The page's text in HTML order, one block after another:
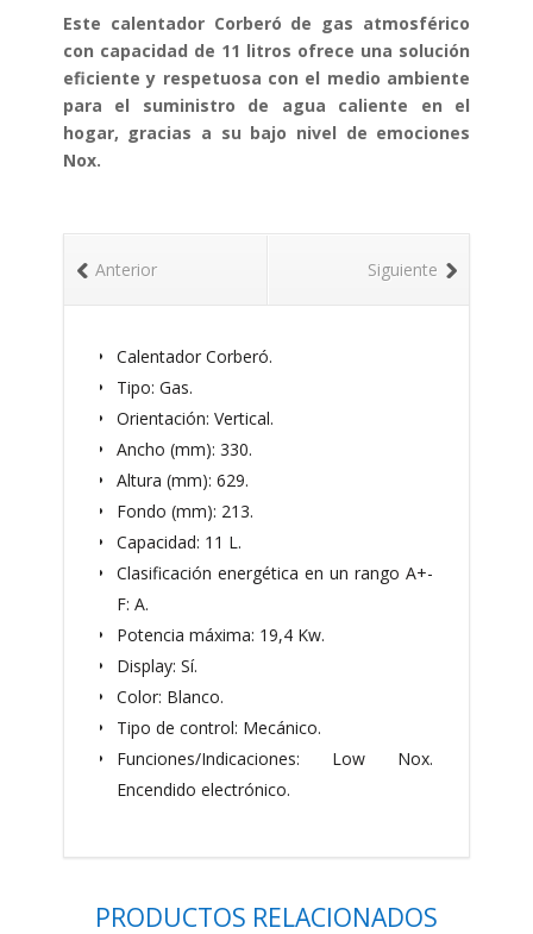
Este calentador Corberó de gas atmosférico
con capacidad de 11 litros ofrece una solución
eficiente y respetuosa con el medio ambiente
para el suministro de agua caliente en el
hogar, gracias a su bajo nivel de emociones
Nox.
Siguiente
Anterior
Calentador Corberó.
Tipo: Gas.
Orientación: Vertical.
Ancho (mm): 330.
Altura (mm): 629.
Fondo (mm): 213.
Capacidad: 11 L.
Clasificación energética en un rango A+-
F: A.
Potencia máxima: 19,4 Kw.
Display: Sí.
Color: Blanco.
Tipo de control: Mecánico.
Funciones/Indicaciones: Low Nox.
Encendido electrónico.
PRODUCTOS RELACIONADOS